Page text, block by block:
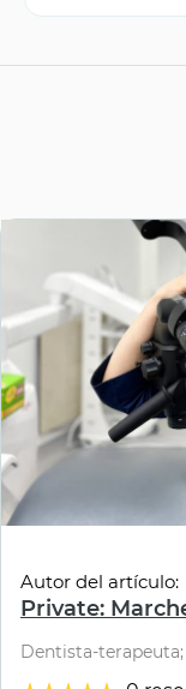
Autor del artículo:
Private:
Dentista-